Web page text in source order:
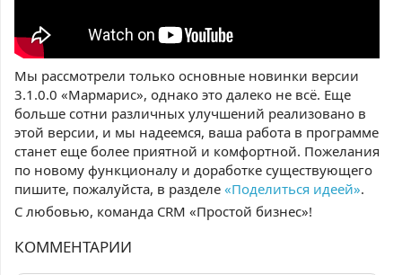
Мы рассмотрели только основные новинки версии
3.1.0.0 «Мармарис», однако это далеко не всё. Еще
больше сотни различных улучшений реализовано в
этой версии, и мы надеемся, ваша работа в программе
станет еще более приятной и комфортной. Пожелания
по новому функционалу и доработке существующего
пишите, пожалуйста, в разделе «Поделиться идеей».
С любовью, команда CRM «Простой бизнес»!
КОММЕНТАРИИ